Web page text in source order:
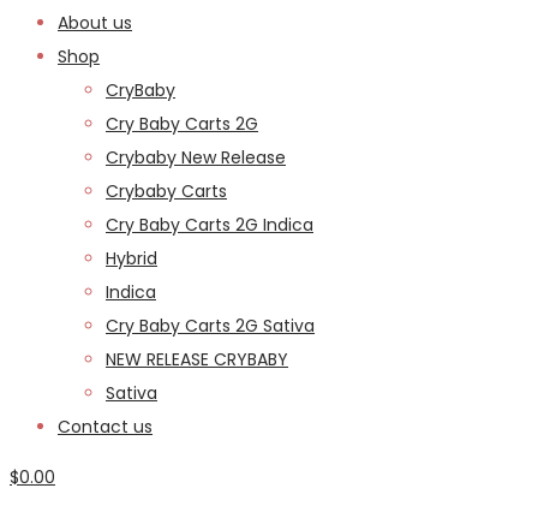
About us
Shop
CryBaby
Cry Baby Carts 2G
Crybaby New Release
Crybaby Carts
Cry Baby Carts 2G Indica
Hybrid
Indica
Cry Baby Carts 2G Sativa
NEW RELEASE CRYBABY
Sativa
Contact us
$0.00